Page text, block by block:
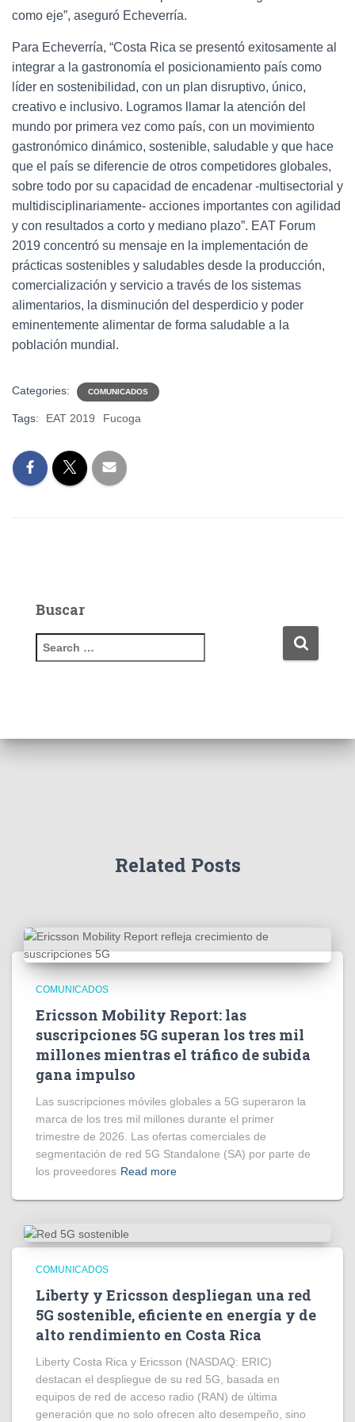
como eje”, aseguró Echeverría.
Para Echeverría, “Costa Rica se presentó exitosamente al
integrar a la gastronomía el posicionamiento país como
líder en sostenibilidad, con un plan disruptivo, único,
creativo e inclusivo. Logramos llamar la atención del
mundo por primera vez como país, con un movimiento
gastronómico dinámico, sostenible, saludable y que hace
que el país se diferencie de otros competidores globales,
sobre todo por su capacidad de encadenar -multisectorial y
multidisciplinariamente- acciones importantes con agilidad
y con resultados a corto y mediano plazo”. EAT Forum
2019 concentró su mensaje en la implementación de
prácticas sostenibles y saludables desde la producción,
comercialización y servicio a través de los sistemas
alimentarios, la disminución del desperdicio y poder
eminentemente alimentar de forma saludable a la
población mundial.
Categories: COMUNICADOS
Tags: EAT 2019 Fucoga
Buscar
e
f
Related Posts
COMUNICADOS
Ericsson Mobility Report: las
suscripciones 5G superan los tres mil
millones mientras el tráfico de subida
gana impulso
Las suscripciones móviles globales a 5G superaron la
marca de los tres mil millones durante el primer
trimestre de 2026. Las ofertas comerciales de
segmentación de red 5G Standalone (SA) por parte de
los proveedores Read more
COMUNICADOS
Liberty y Ericsson despliegan una red
5G sostenible, eficiente en energía y de
alto rendimiento en Costa Rica
Liberty Costa Rica y Ericsson (NASDAQ: ERIC)
destacan el despliegue de su red 5G, basada en
equipos de red de acceso radio (RAN) de última
generación que no solo ofrecen alto desempeño, sino